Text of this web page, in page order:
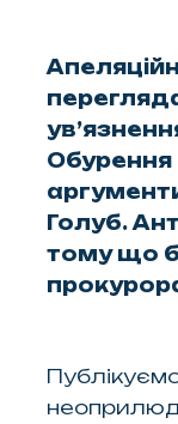
Обурення
Голуб.
тому що